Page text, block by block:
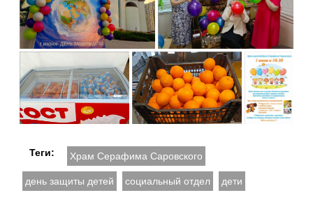
Теги: Храм Серафима Саровского
день защиты детей социальный отдел дети